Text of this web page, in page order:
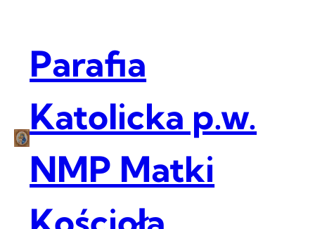
Parafia
Katolicka p.w.
NMP Matki